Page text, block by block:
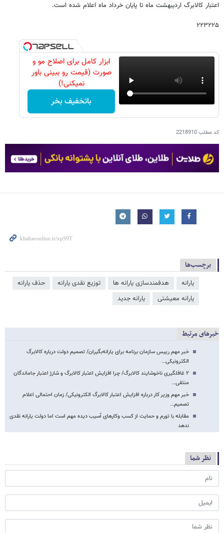
اعتبار کالابرگ اردیبهشت ماه تا پایان خرداد ماه اعلام شده است.
۲۲۳۲۲۵
ابزار کامل برای اصلاح مو و
صورت (قیمت رو ببینی باور
نمیکنی!)
باتخفیف بخر
کد مطلب2218910
برچسب‌ها
یارانه هدفمندسازی یارانه ​‌ها توزیع نقدی یارانه
حذف یارانه
یارانه معیشتی
یارانه جدید
خبرهای مرتبط
خبر مهم رییس سازمان برنامه برای یارانه‌بگیران/ تصمیم دولت درباره کالابرگ
الکترونیکی…
۲ غافلگیری ناخوشایند کالابرگ/ چرا افزایش اعتبار کالابرگ و شارژ اعتبار جاماندگان
منتفی…
خبر مهم وزیر کار درباره افزایش اعتبار کالابرگ الکترونیکی/ زمان احتمالی اعلام
تصمیم…
مقابله با تورم و حمایت از کسب وکارهای آسیب دیده مهم است اما دولت یارانه نقدی
ندهد
نظر شما